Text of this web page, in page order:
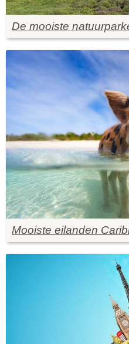
De mooiste
Mooiste eilanden